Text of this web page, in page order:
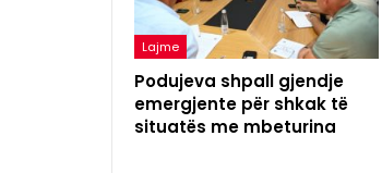
Lajme
Podujeva shpall gjendje
emergjente për shkak të
situatës me mbeturina